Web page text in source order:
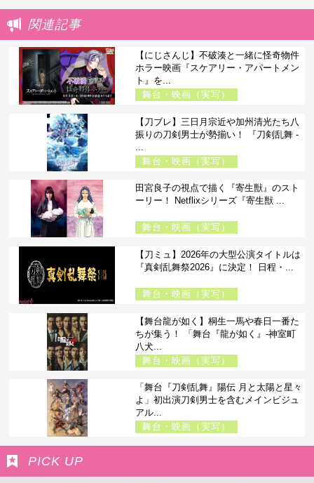
関連記事
【にじさんじ】不破湊と一緒に怪奇物件
ホラー映画『スケアリー・アパートメン
ト』を...
舞台・映画（実写）
【刀ブレ】三日月宗近や加州清光たち八
振りの刀剣男士が勢揃い！ 『刀剣乱舞 -
舞台・映画（実写）
田宮良子の視点で描く『寄生獣』のスト
ーリー！ Netflixシリーズ『寄生獣 ...
舞台・映画（実写）
【刀ミュ】2026年の大型公演タイトルは
『真剣乱舞祭2026』に決定！ 日程・...
舞台・映画（実写）
【舞台龍が如く】桐生一馬や春日一番た
ちが集う！ 「舞台『龍が如く』-神室町
八犬...
舞台・映画（実写）
「舞台『刀剣乱舞』陽伝 月と太陽と星々
よ」初出演刀剣男士を含むメインビジュ
アル...
舞台・映画（実写）
PICK UP